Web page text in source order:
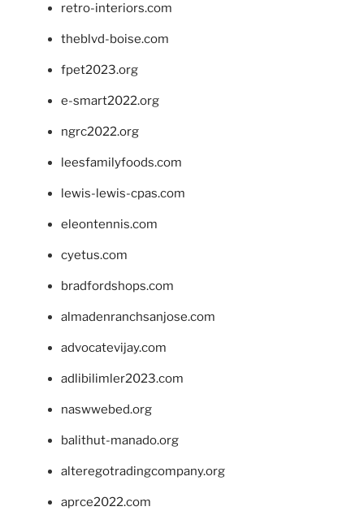
retro-interiors.com
theblvd-boise.com
fpet2023.org
e-smart2022.org
ngrc2022.org
leesfamilyfoods.com
lewis-lewis-cpas.com
eleontennis.com
cyetus.com
bradfordshops.com
almadenranchsanjose.com
advocatevijay.com
adlibilimler2023.com
naswwebed.org
balithut-manado.org
alteregotradingcompany.org
aprce2022.com